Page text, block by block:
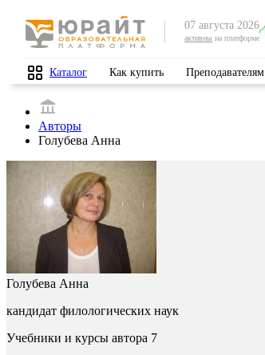
07 августа 2026
активны на платформе
Каталог Как купить Преподавателям
Авторы
Голубева Анна
Голубева Анна
кандидат филологических наук
Учебники и курсы автора 7